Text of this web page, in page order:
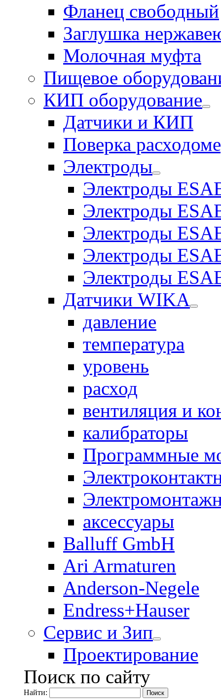
Фланец свободный
Заглушка
Молочная муфта
Пищевое
КИП оборудование
Датчики и КИП
Поверка
Электроды
Электроды
Электроды
Электроды
Электроды
Электроды
Датчики WIKA
давление
температура
уровень
расход
вентиляция и
калибраторы
Программные
аксессуары
Balluff GmbH
Ari Armaturen
Anderson-Negele
Endress+Hauser
Сервис и Зип
Проектирование
Поиск по сайту
Найти: